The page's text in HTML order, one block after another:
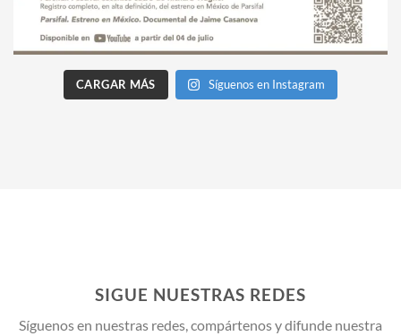
CARGAR MÁS Síguenos en Instagram
SIGUE NUESTRAS REDES
Síguenos en nuestras redes, compártenos y difunde nuestra